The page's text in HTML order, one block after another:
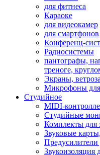
для фитнеса
Караоке
для видеокамер
для смартфонов
Конференц-
Радиосистемы
пантографы,
треноге,
Экраны,
Микрофоны для
Студийное
MIDI-
Студийные
Комплекты для
Звуковые
Звукоизоляция